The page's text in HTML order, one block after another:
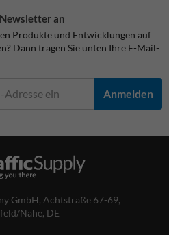
an
Produkte und Entwicklungen auf
Dann tragen Sie unten Ihre E-Mail-
Anmelden
GmbH, Achtstraße 67-69,
Nahe, DE